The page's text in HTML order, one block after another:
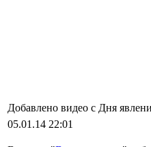
Добавлено видео с Дня
05.01.14 22:01